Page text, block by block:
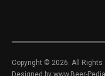
Copyright © 2026. All Rights
Designed by www.Beer-